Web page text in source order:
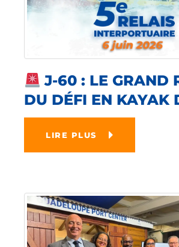
J-60 : LE GRAND
DU DÉFI EN KAYAK
LIRE PLUS